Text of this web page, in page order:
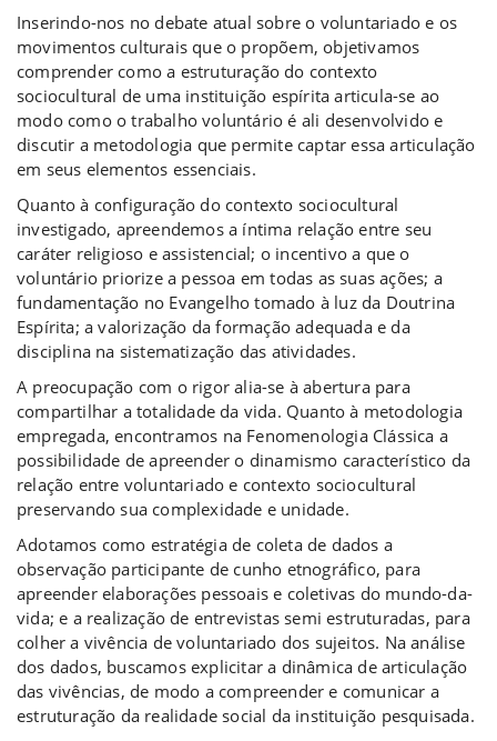
Inserindo-nos no debate atual sobre o voluntariado e os
movimentos culturais que o propõem, objetivamos
comprender como a estruturação do contexto
sociocultural de uma instituição espírita articula-se ao
modo como o trabalho voluntário é ali desenvolvido e
discutir a metodologia que permite captar essa articulação
em seus elementos essenciais.
Quanto à configuração do contexto sociocultural
investigado, apreendemos a íntima relação entre seu
caráter religioso e assistencial; o incentivo a que o
voluntário priorize a pessoa em todas as suas ações; a
fundamentação no Evangelho tomado à luz da Doutrina
Espírita; a valorização da formação adequada e da
disciplina na sistematização das atividades.
A preocupação com o rigor alia-se à abertura para
compartilhar a totalidade da vida. Quanto à metodologia
empregada, encontramos na Fenomenologia Clássica a
possibilidade de apreender o dinamismo característico da
relação entre voluntariado e contexto sociocultural
preservando sua complexidade e unidade.
Adotamos como estratégia de coleta de dados a
observação participante de cunho etnográfico, para
apreender elaborações pessoais e coletivas do mundo-da-
vida; e a realização de entrevistas semi estruturadas, para
colher a vivência de voluntariado dos sujeitos. Na análise
dos dados, buscamos explicitar a dinâmica de articulação
das vivências, de modo a compreender e comunicar a
estruturação da realidade social da instituição pesquisada.